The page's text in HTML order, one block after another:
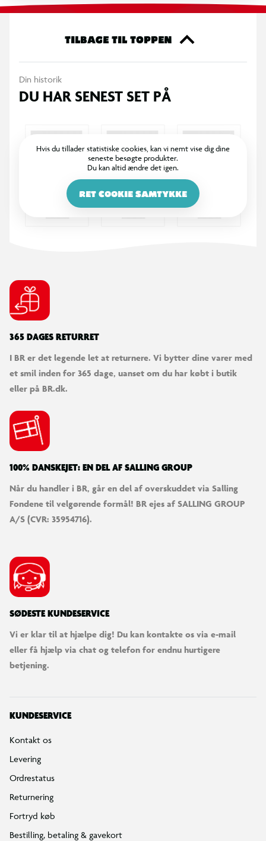
TILBAGE TIL TOPPEN
Din historik
DU HAR SENEST SET PÅ
Hvis du tillader statistiske cookies, kan vi nemt vise dig dine
seneste besøgte produkter.
Du kan altid ændre det igen.
RET COOKIE SAMTYKKE
365 DAGES RETURRET
I BR er det legende let at returnere. Vi bytter dine varer med
et smil inden for 365 dage, uanset om du har købt i butik
eller på BR.dk.
100% DANSKEJET: EN DEL AF SALLING GROUP
Når du handler i BR, går en del af overskuddet via Salling
Fondene til velgørende formål! BR ejes af SALLING GROUP
A/S (CVR: 35954716).
SØDESTE KUNDESERVICE
Vi er klar til at hjælpe dig! Du kan kontakte os via e-mail
eller få hjælp via chat og telefon for endnu hurtigere
betjening.
KUNDESERVICE
Kontakt os
Levering
Ordrestatus
Returnering
Fortryd køb
Bestilling, betaling & gavekort